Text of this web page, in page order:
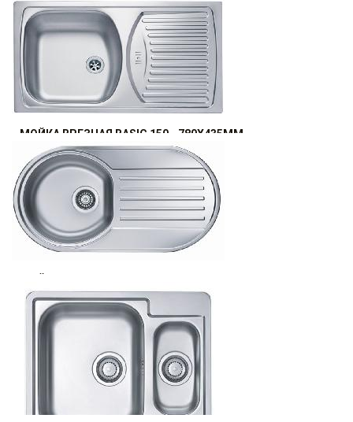
МОЙКА ВРЕЗНАЯ (ЛЕН)
от р.
МОЙКА ВРЕЗНАЯ BASIC 150 - 780X435ММ
от 999.6р.
789.6р.